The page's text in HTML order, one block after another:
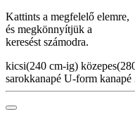
Kattints a megfelelő elemre,
és megkönnyítjük a
keresést számodra.
kicsi(240 cm-ig)
sarokkanapé U-form kanapé